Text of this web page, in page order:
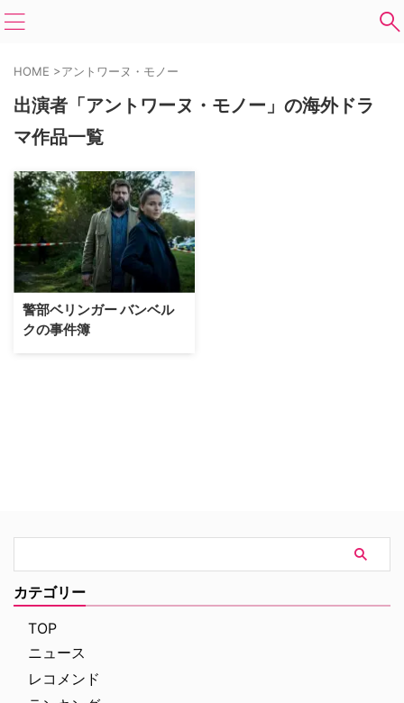
HOME >アントワーヌ・モノー
出演者「アントワーヌ・モノー」の海外ドラ
マ作品一覧
警部ベリンガー バンベル
クの事件簿
カテゴリー
TOP
ニュース
レコメンド